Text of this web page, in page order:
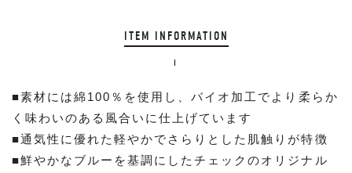
ITEM INFORMATION
■素材には綿100％を使用し、バイオ加工でより柔らか
く味わいのある風合いに仕上げています
■通気性に優れた軽やかでさらりとした肌触りが特徴
■鮮やかなブルーを基調にしたチェックのオリジナル